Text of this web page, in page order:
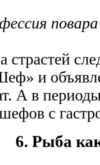
страстей
и
А в
с
6. Рыба